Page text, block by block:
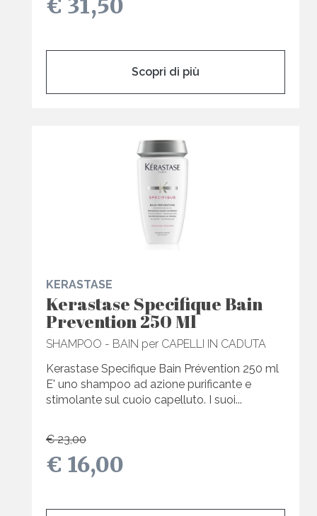
€ 31,50
Scopri di più
KERASTASE
Kerastase Specifique Bain
Prevention 250 Ml
SHAMPOO - BAIN per CAPELLI IN CADUTA
Kerastase Specifique Bain Prévention 250 ml
E' uno shampoo ad azione purificante e
stimolante sul cuoio capelluto. I suoi...
€ 23,00
€ 16,00